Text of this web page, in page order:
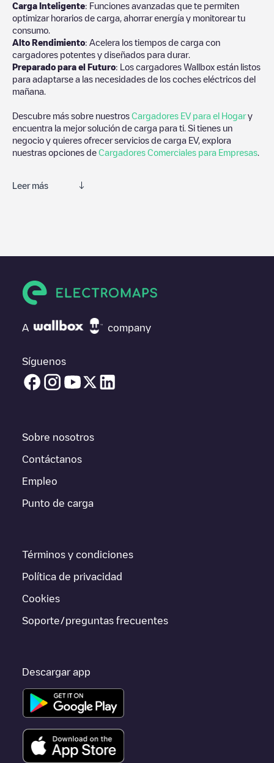
Carga Inteligente: Funciones avanzadas que te permiten
optimizar horarios de carga, ahorrar energía y monitorear tu
consumo.
Alto Rendimiento: Acelera los tiempos de carga con
cargadores potentes y diseñados para durar.
Preparado para el Futuro: Los cargadores Wallbox están listos
para adaptarse a las necesidades de los coches eléctricos del
mañana.
Descubre más sobre nuestros Cargadores EV para el Hogary
encuentra la mejor solución de carga para ti. Si tienes un
negocio y quieres ofrecer servicios de carga EV, explora
nuestras opciones de Cargadores Comerciales para Empresas
Leer más
su vehículo eléctrico.
carga que necesitas, comprueba en la parte inferior cuál es el
punto de carga que está más cerca de tí en “puntos de carga
carga para vehículos eléctricos cercanas, así como si están en
un parking, en superficie y la distancia en KM a la que están.
Car Sharing está disponible, así como las indicaciones de
estación y las instrucciones necesarias para que puedas
GentGent - Dulle Grietlaan 17 - Car Sharing
Si este cargador deGentno vale para tu coche, existen
otras ciudades comoSint-Niklaas
cerca y se encuentran dentro de
A company
Síguenos
Sobre nosotros
Contáctanos
Empleo
Punto de carga
Términos y condiciones
Política de privacidad
Cookies
Soporte/preguntas frecuentes
Descargar app